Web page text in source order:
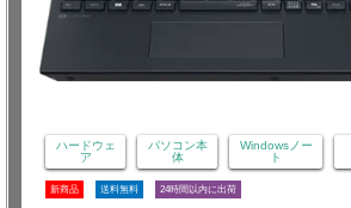
ハードウェ
ア
パソコン本
体
Windowsノー
ト
新商品 送料無料 24時間以内に出荷